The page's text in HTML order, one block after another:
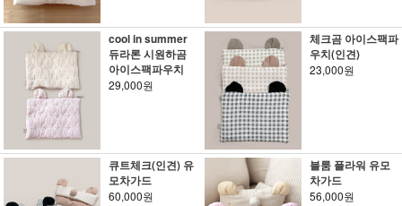
cool in summer
듀라론 시원하곰
아이스팩파우치
29,000원
체크곰 아이스팩파
우치(인견)
23,000원
큐트체크(인견) 유
모차가드
60,000원
블룸 플라워 유모
차가드
56,000원